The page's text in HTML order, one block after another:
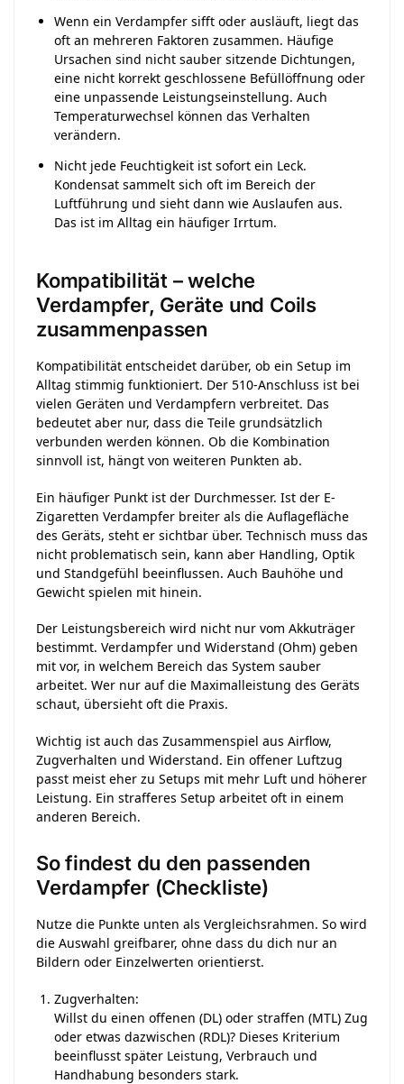
Wenn ein Verdampfer sifft oder ausläuft, liegt das
oft an mehreren Faktoren zusammen. Häufige
Ursachen sind nicht sauber sitzende Dichtungen,
eine nicht korrekt geschlossene Befüllöffnung oder
eine unpassende Leistungseinstellung. Auch
Temperaturwechsel können das Verhalten
verändern.
Nicht jede Feuchtigkeit ist sofort ein Leck.
Kondensat sammelt sich oft im Bereich der
Luftführung und sieht dann wie Auslaufen aus.
Das ist im Alltag ein häufiger Irrtum.
Kompatibilität – welche
Verdampfer, Geräte und Coils
zusammenpassen
Kompatibilität entscheidet darüber, ob ein Setup im
Alltag stimmig funktioniert. Der 510-Anschluss ist bei
vielen Geräten und Verdampfern verbreitet. Das
bedeutet aber nur, dass die Teile grundsätzlich
verbunden werden können. Ob die Kombination
sinnvoll ist, hängt von weiteren Punkten ab.
Ein häufiger Punkt ist der Durchmesser. Ist der E-
Zigaretten Verdampfer breiter als die Auflagefläche
des Geräts, steht er sichtbar über. Technisch muss das
nicht problematisch sein, kann aber Handling, Optik
und Standgefühl beeinflussen. Auch Bauhöhe und
Gewicht spielen mit hinein.
Der Leistungsbereich wird nicht nur vom Akkuträger
bestimmt. Verdampfer und Widerstand (Ohm) geben
mit vor, in welchem Bereich das System sauber
arbeitet. Wer nur auf die Maximalleistung des Geräts
schaut, übersieht oft die Praxis.
Wichtig ist auch das Zusammenspiel aus Airflow,
Zugverhalten und Widerstand. Ein offener Luftzug
passt meist eher zu Setups mit mehr Luft und höherer
Leistung. Ein strafferes Setup arbeitet oft in einem
anderen Bereich.
So findest du den passenden
Verdampfer (Checkliste)
Nutze die Punkte unten als Vergleichsrahmen. So wird
die Auswahl greifbarer, ohne dass du dich nur an
Bildern oder Einzelwerten orientierst.
Zugverhalten:
Willst du einen offenen (DL) oder straffen (MTL) Zug
oder etwas dazwischen (RDL)? Dieses Kriterium
beeinflusst später Leistung, Verbrauch und
Handhabung besonders stark.